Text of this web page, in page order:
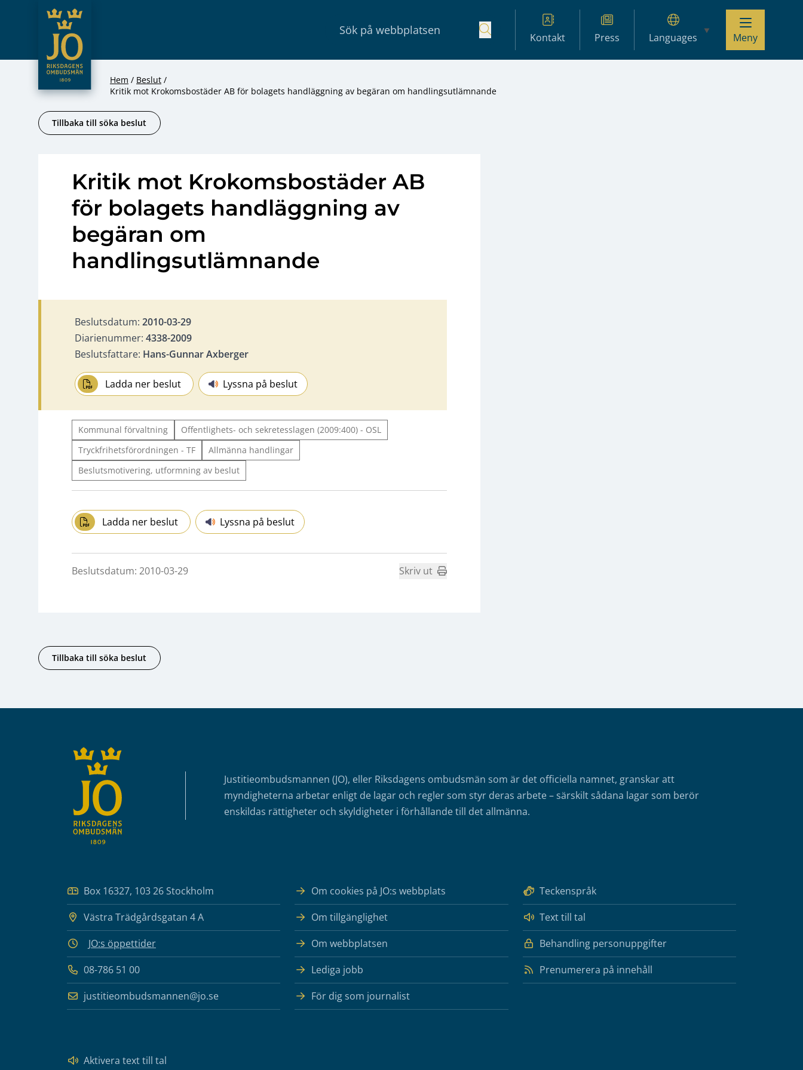
Hoppa till innehåll
JO – Riksdagens Ombudsmän
Kontakt Press Languages Meny
Hem
Beslut
Kritik mot Krokomsbostäder AB för bolagets handläggning av begäran om handlingsutlämnande
Tillbaka till söka beslut
Kritik mot Krokomsbostäder AB
för bolagets handläggning av
begäran om
handlingsutlämnande
Beslutsdatum: 2010-03-29
Diarienummer: 4338-2009
Beslutsfattare: Hans-Gunnar Axberger
Ladda ner beslut Lyssna på beslut
Kommunal förvaltning
Offentlighets- och sekretesslagen (2009:400) - OSL
Tryckfrihetsförordningen - TF
Allmänna handlingar
Beslutsmotivering, utformning av beslut
Ladda ner beslut Lyssna på beslut
Beslutsdatum: 2010-03-29 Skriv ut
Tillbaka till söka beslut
Justitieombudsmannen (JO), eller Riksdagens ombudsmän som är det officiella namnet, granskar att
myndigheterna arbetar enligt de lagar och regler som styr deras arbete – särskilt sådana lagar som berör
enskildas rättigheter och skyldigheter i förhållande till det allmänna.
Box 16327, 103 26 Stockholm
Västra Trädgårdsgatan 4 A
JO:s öppettider
08-786 51 00
justitieombudsmannen@jo.se
Om cookies på JO:s webbplats
Teckenspråk
Om tillgänglighet
Text till tal
Om webbplatsen
Behandling personuppgifter
Lediga jobb
Prenumerera på innehåll
För dig som journalist
Aktivera text till tal